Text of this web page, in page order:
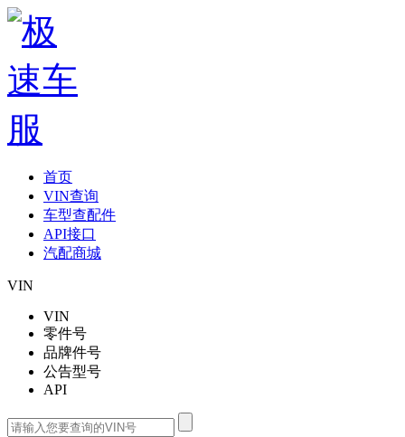
首页
VIN查询
车型查配件
API接口
汽配商城
VIN
VIN
零件号
品牌件号
公告型号
API